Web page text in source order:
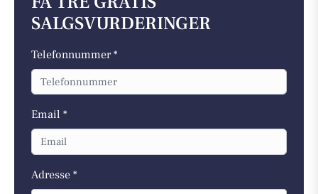
SALGSVURDERINGER
Telefonnummer *
Email *
Adresse *